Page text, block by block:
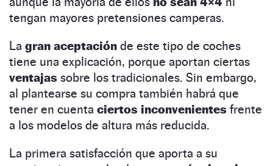
tengan mayores pretensiones camperas.
La gran aceptación de este tipo de coches
tiene una explicación, porque aportan ciertas
ventajas sobre los tradicionales. Sin embargo,
al plantearse su compra también habrá que
tener en cuenta ciertos inconvenientes frente
a los modelos de altura más reducida.
La primera satisfacción que aporta a su